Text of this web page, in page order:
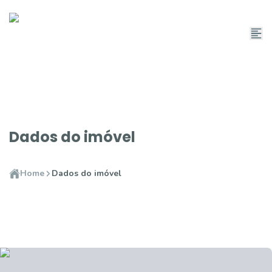
Dados do imóvel
Home Dados do imóvel